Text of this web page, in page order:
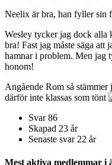
Neelix är bra, han fyller sin
Wesley tycker jag dock alla
bra! Fast jag måste säga
hamnar i problem. Men jag
honom!
Angående Rom så
därför inte klassas som tönt
Svar 86
Skapad 23 år
Senaste svar 22 år
Mest aktiva medlemmar i